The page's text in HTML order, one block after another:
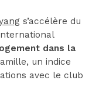
s’accélère du
dans la
un indice
avec le club